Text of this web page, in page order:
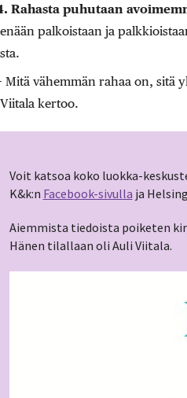
Rahasta puhutaan
palkoistaan ja
Mitä vähemmän rahaa on, sitä
kertoo.
Voit katsoa koko luokka-
K&k:n Facebook-sivulla ja
Aiemmista tiedoista poiketen
Hänen tilallaan oli Auli Viitala.